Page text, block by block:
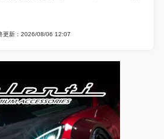
更新：2026/08/06 12:07